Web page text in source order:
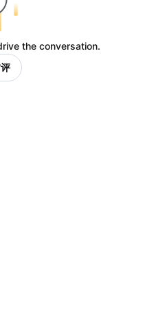
the conversation.